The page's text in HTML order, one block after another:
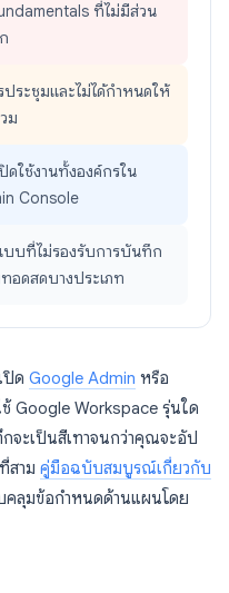
ที่ไม่มีส่วน
ประชุมและไม่ได้กำหนดให้
ม
ใช้งานทั้งองค์กรใน
Console
บบที่ไม่รองรับการบันทึก
อดสดบางประเภท
ปิด Google Admin หรือ
Google Workspace รุ่นใด
ะเป็นสีเทาจนกว่าคุณจะอัป
สาม คู่มือฉบับสมบูรณ์เกี่ยวกับ
คลุมข้อกำหนดด้านแผนโดย